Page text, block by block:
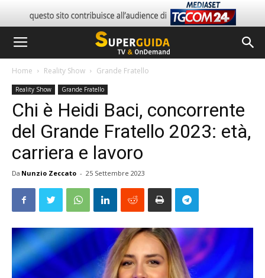
Home Reality Show Grande Fratello
Reality Show Grande Fratello
Chi è Heidi Baci, concorrente
del Grande Fratello 2023: età,
carriera e lavoro
Da Nunzio Zeccato - 25 Settembre 2023